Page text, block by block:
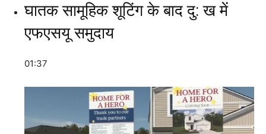
घातक सामूहिक शूटिंग के बाद दु: ख में
एफएसयू समुदाय
01:37